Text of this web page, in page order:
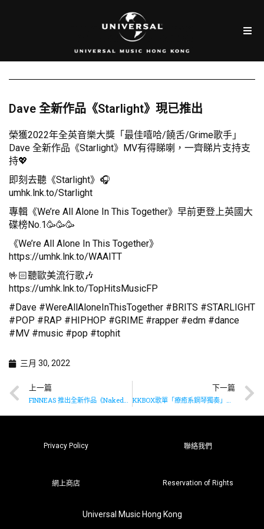
Dave 全新作品《Starlight》現已推出
榮獲2022年全英音樂大獎「最佳嘻哈/饒舌/Grime歌手」
Dave 全新作品《Starlight》MV有得睇喇，一齊睇片支持支
持💖
即刻去聽《Starlight》🎧
umhk.lnk.to/Starlight
專輯《We’re All Alone In This Together》早前更登上英國大
碟榜No.1🥳🥳🥳
《We’re All Alone In This Together》
https://umhk.lnk.to/WAAITT
🤟🏻聽歐美流行歌🎶
https://umhk.lnk.to/TopHitsMusicFP
#Dave #WereAllAloneInThisTogether #BRITS #STARLIGHT
#POP #RAP #HIPHOP #GRIME #rapper #edm #dance
#MV #music #pop #tophit
三月 30, 2022
上一篇
FINNEAS 推出全新作品《Naked》
下一篇
KKBOX歌單「療癒系鋼琴獨奏」已推出
Privacy Policy 聯絡我們
網上商店 Reservation of Rights
Universal Music Hong Kong